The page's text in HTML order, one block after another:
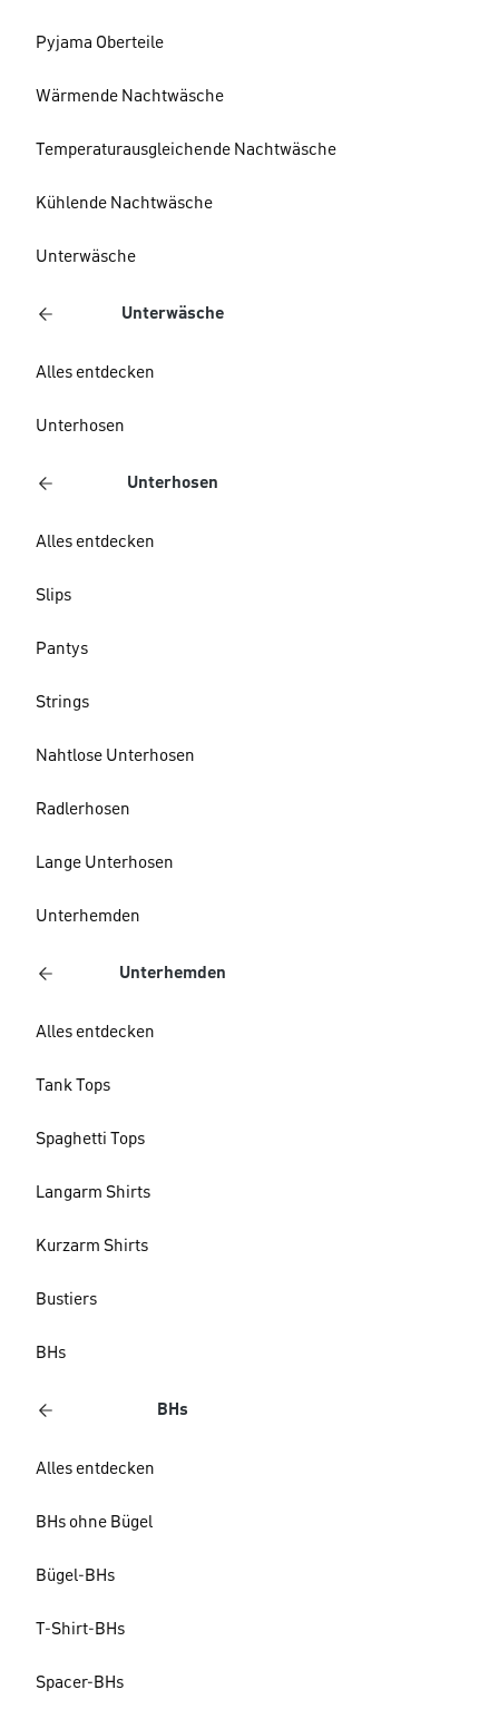
Pyjama Oberteile
Wärmende Nachtwäsche
Temperaturausgleichende Nachtwäsche
Kühlende Nachtwäsche
Unterwäsche
Unterwäsche
Alles entdecken
Unterhosen
Unterhosen
Alles entdecken
Slips
Pantys
Strings
Nahtlose Unterhosen
Radlerhosen
Lange Unterhosen
Unterhemden
Unterhemden
Alles entdecken
Tank Tops
Spaghetti Tops
Langarm Shirts
Kurzarm Shirts
Bustiers
BHs
BHs
Alles entdecken
BHs ohne Bügel
Bügel-BHs
T-Shirt-BHs
Spacer-BHs